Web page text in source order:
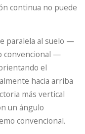
continua no puede
paralela al suelo —
convencional —
el
hacia arriba
más vertical
un ángulo
convencional.